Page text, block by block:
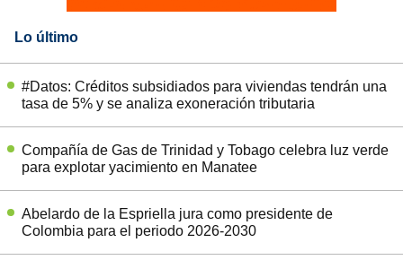
Lo último
#Datos: Créditos subsidiados para viviendas tendrán una
tasa de 5% y se analiza exoneración tributaria
Compañía de Gas de Trinidad y Tobago celebra luz verde
para explotar yacimiento en Manatee
Abelardo de la Espriella jura como presidente de
Colombia para el periodo 2026-2030